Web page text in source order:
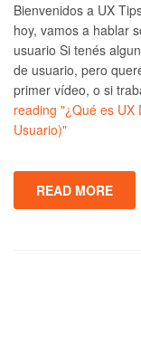
Bienvenidos a UX
hoy, vamos a hablar
usuario Si tenés
de usuario, pero
primer vídeo, o si
reading "¿Qué es UX
Usuario)"
READ MORE